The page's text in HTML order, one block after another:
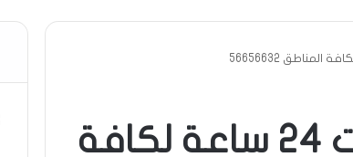
أسرع بنشر متنقل الكويت 24 ساعة لكافة